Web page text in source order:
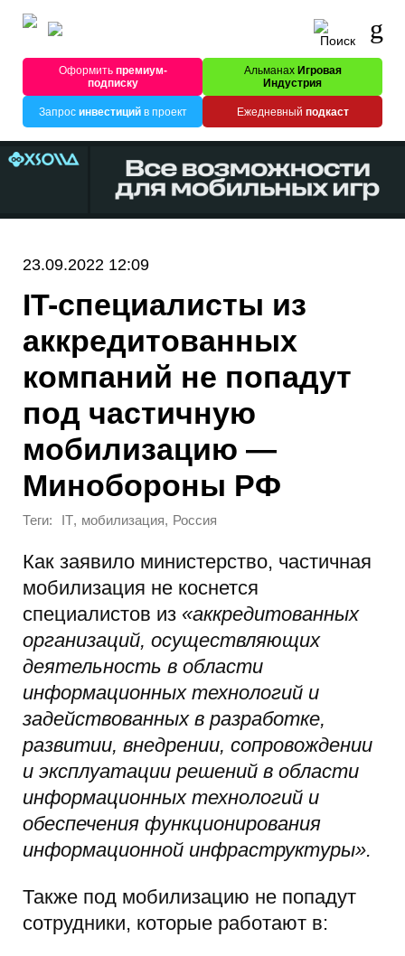
Оформитьпремиум-
подписку
Альманах Игровая
Индустрия
Запрос инвестицийв проект Ежедневный подкаст
23.09.2022 12:09
IT-специалисты из
аккредитованных
компаний не попадут
под частичную
мобилизацию —
Минобороны РФ
Теги: IT, мобилизация, Россия
Как заявило министерство, частичная
мобилизация не коснется
специалистов из «аккредитованных
организаций, осуществляющих
деятельность в области
информационных технологий и
задействованных в разработке,
развитии, внедрении, сопровождении
и эксплуатации решений в области
информационных технологий и
обеспечения функционирования
информационной инфраструктуры».
Также под мобилизацию не попадут
сотрудники, которые работают в: